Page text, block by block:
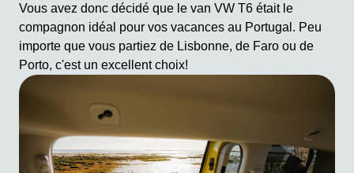
Vous avez donc décidé que le van VW T6 était le
compagnon idéal pour vos vacances au Portugal. Peu
importe que vous partiez de Lisbonne, de Faro ou de
Porto, c'est un excellent choix!